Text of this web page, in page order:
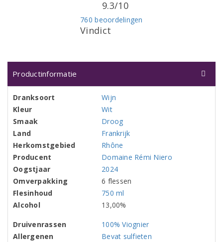
Vindict
760 beoordelingen
9.3/10
Productinformatie
Dranksoort
Wijn
Kleur
Wit
Smaak
Droog
Land
Frankrijk
Herkomstgebied
Rhône
Producent
Domaine Rémi Niero
Oogstjaar
2024
Omverpakking
6 flessen
Flesinhoud
750 ml
Alcohol
13,00%
Druivenrassen
100% Viognier
Allergenen
Bevat sulfieten